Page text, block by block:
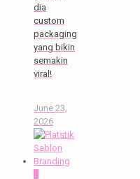
dia
custom
packaging
yang bikin
semakin
viral!
June 23,
2026